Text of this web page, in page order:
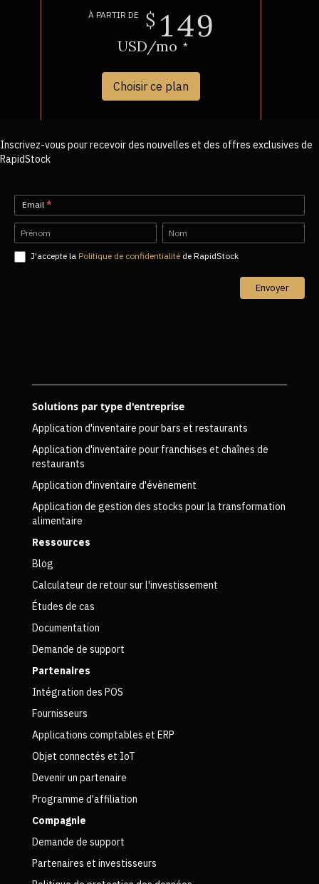
Inscrivez-vous pour recevoir des nouvelles et des offres exclusives de
RapidStock
Newsletter-
FR
Email *
Name Name
J'accepte la Politique de confidentialité de RapidStock
Envoyer
Solutions par type d'entreprise
Application d'inventaire pour bars et restaurants
Application d'inventaire pour franchises et chaînes de
restaurants
Application d'inventaire d'évènement
Application de gestion des stocks pour la transformation
alimentaire
Ressources
Blog
Calculateur de retour sur l'investissement
Études de cas
Documentation
Demande de support
Partenaires
Intégration des POS
Fournisseurs
Applications comptables et ERP
Objet connectés et IoT
Devenir un partenaire
Programme d'affiliation
Compagnie
Demande de support
Partenaires et investisseurs